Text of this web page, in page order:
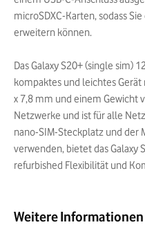
microSDXC-Karten, sodass
erweitern können.
Das Galaxy S20+ (single sim)
kompaktes und leichtes
x 7,8 mm und einem Gewicht
Netzwerke und ist für alle
nano-SIM-Steckplatz und der
verwenden, bietet das Galaxy
refurbished Flexibilität und
Weitere Informationen